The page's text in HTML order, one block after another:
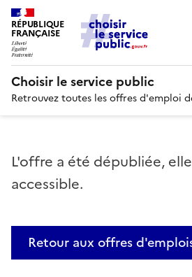
RÉPUBLIQUE
FRANÇAISE
Choisir le service public
Retrouvez toutes les offres d'emploi
L'offre a été dépubliée,
accessible.
Retour aux offres